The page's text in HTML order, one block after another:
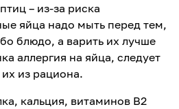
– из-за риска
яйца надо мыть перед тем,
блюдо, а варить их лучше
аллергия на яйца, следует
из рациона.
кальция, витаминов В2